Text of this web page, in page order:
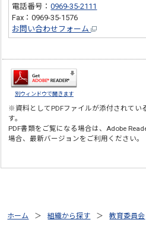
電話番号：0969-35-2111
Fax：0969-35-1576
お問い合わせフォーム
別ウィンドウで開きます
※資料としてPDFファイルが添付されてい
す。
PDF書類をご覧になる場合は、Adobe
場合、最新バージョンをご利用ください。
ホーム 組織から探す 教育委員会